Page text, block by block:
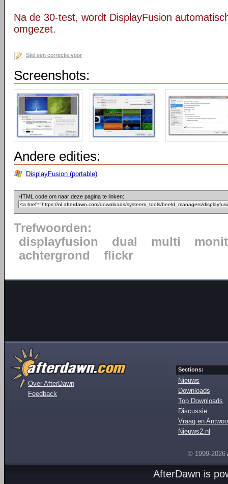
Na de 30-test, wordt DisplayFusion
omgezet.
Stel een correctie voor
Screenshots:
Andere edities:
DisplayFusion (portable)
HTML code om naar deze pagina te linken:
Trefwoorden:
displayfusion
dual multi
achtergrond
flickr
Over AfterDawn
Feedback
Sections:
Nieuws
Downloads
Top Downloads
Discussie
Vraag en
Nieuws2.nl
© 1999-2026
AfterDawn is